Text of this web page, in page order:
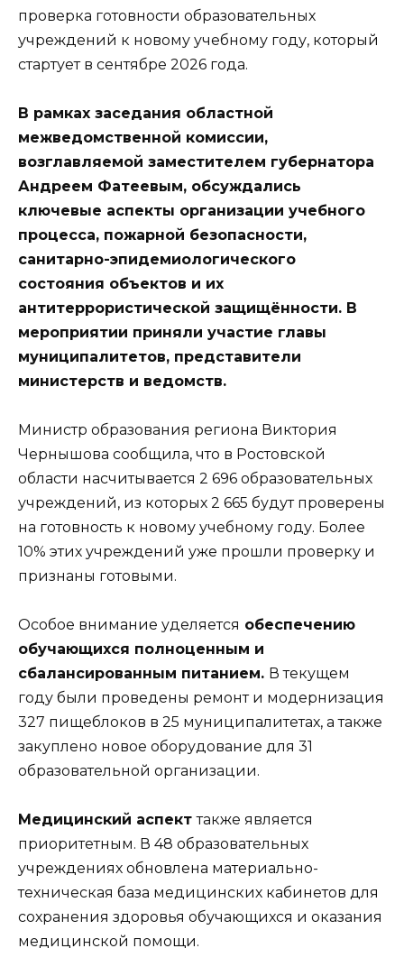
проверка готовности образовательных
учреждений к новому учебному году, который
стартует в сентябре 2026 года.
В рамках заседания областной
межведомственной комиссии,
возглавляемой заместителем губернатора
Андреем Фатеевым, обсуждались
ключевые аспекты организации учебного
процесса, пожарной безопасности,
санитарно-эпидемиологического
состояния объектов и их
антитеррористической защищённости. В
мероприятии приняли участие главы
муниципалитетов, представители
министерств и ведомств.
Министр образования региона Виктория
Чернышова сообщила, что в Ростовской
области насчитывается 2 696 образовательных
учреждений, из которых 2 665 будут проверены
на готовность к новому учебному году. Более
10% этих учреждений уже прошли проверку и
признаны готовыми.
Особое внимание уделяется обеспечению
обучающихся полноценным и
сбалансированным питанием. В текущем
году были проведены ремонт и модернизация
327 пищеблоков в 25 муниципалитетах, а также
закуплено новое оборудование для 31
образовательной организации.
Медицинский аспекттакже является
приоритетным. В 48 образовательных
учреждениях обновлена материально-
техническая база медицинских кабинетов для
сохранения здоровья обучающихся и оказания
медицинской помощи.